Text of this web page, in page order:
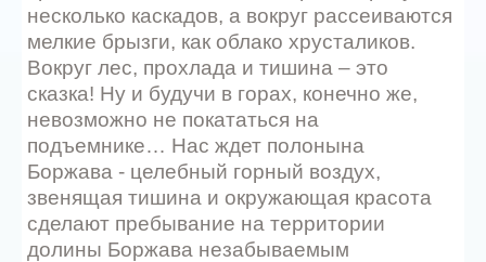
несколько каскадов, а вокруг рассеиваются
мелкие брызги, как облако хрусталиков.
Вокруг лес, прохлада и тишина – это
сказка! Ну и будучи в горах, конечно же,
невозможно не покататься на
подъемнике… Нас ждет полонына
Боржава - целебный горный воздух,
звенящая тишина и окружающая красота
сделают пребывание на территории
долины Боржава незабываемым